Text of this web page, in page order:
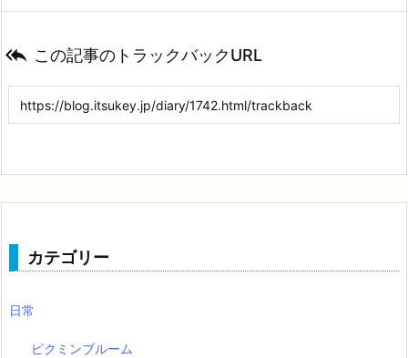
 この記事のトラックバックURL
カテゴリー
日常
ピクミンブルーム